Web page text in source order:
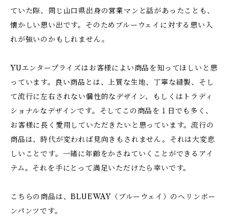
ていた際、同じ山口県出身の営業マンと話があったことも、
懐かしい思い出です。そのためブルーウェイに対する思い入
れが強いのかもしれません。
YUエンタープライズはお客様によい商品を知ってほしいと思
っています。良い商品とは、上質な生地、丁寧な縫製、そし
て流行に左右されない個性的なデザイン、もしくはトラディ
ショナルなデザインです。そしてこの商品を１日でも多く、
お客様に長く愛用していただきたいと思っています。流行の
商品は、時代が変われば見向きもされません。それは大変悲
しいことです。一緒に年齢をかさねていくことができるアイ
テム。それを手にとって満足いただけたら幸いです。
こちらの商品は、BLUEWAY（ブルーウェイ）のヘリンボー
ンパンツです。